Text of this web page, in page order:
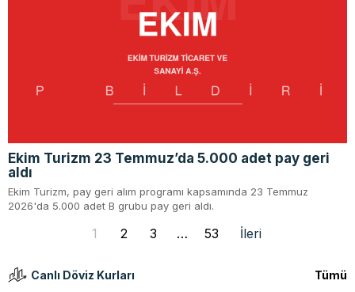
Ekim Turizm 23 Temmuz’da 5.000 adet pay geri
aldı
Ekim Turizm, pay geri alım programı kapsamında 23 Temmuz
2026'da 5.000 adet B grubu pay geri aldı.
1 2 3 … 53 İleri
Canlı Döviz Kurları Tümü